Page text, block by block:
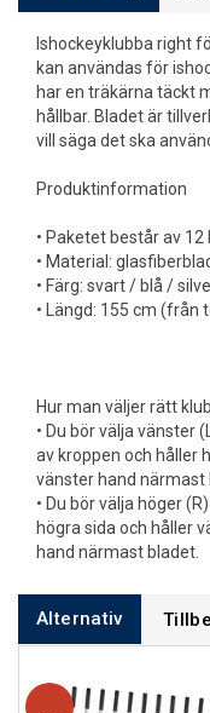
Ishockeyklubba right
kan användas för
har en träkärna täckt
hållbar. Bladet är
vill säga det ska
Produktinformation
• Paketet består av
• Material:
• Färg: svart / blå /
• Längd: 155 cm (från
Hur man väljer rätt
• Du bör välja vänster
av kroppen och håller
vänster hand närmast
• Du bör välja höger
högra sida och håller
hand närmast bladet.
Alternativ